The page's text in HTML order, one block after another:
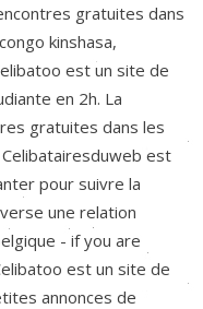
gratuites dans
kinshasa,
est un site de
en 2h. La
gratuites dans les
est
pour suivre la
une relation
- if you are
est un site de
annonces de